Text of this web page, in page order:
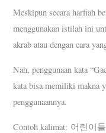
Meskipun secara harfiah
menggunakan istilah ini
akrab atau dengan cara
Nah, penggunaan kata
kata bisa memiliki makna
penggunaannya.
Contoh kalimat: 어린이